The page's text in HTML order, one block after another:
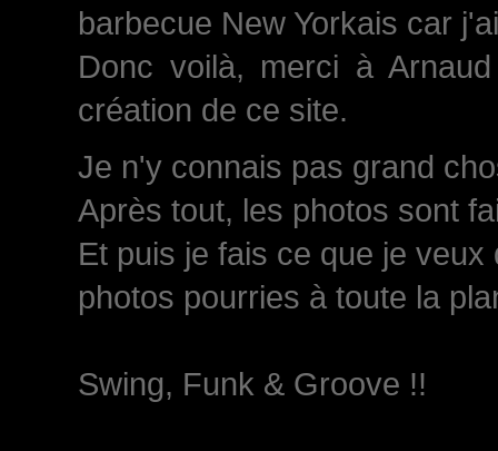
barbecue New Yorkais car
Donc voilà, merci à
création de ce site.
Je n'y connais pas grand
Après tout, les photos sont
Et puis je fais ce que je
photos pourries à toute la
Swing, Funk & Groove !!